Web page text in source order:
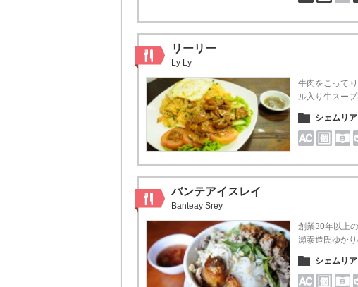
リーリー
Ly Ly
牛肉をこって
ル入り牛スー
シェムリ
バンテアイスレイ
Banteay Srey
創業30年以上
瀬泰造氏ゆかり
シェムリ